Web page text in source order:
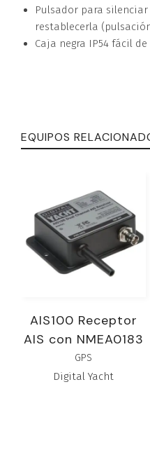
Pulsador para
restablecerla
Caja negra IP54 fácil
EQUIPOS
AIS100 Receptor
AIS con NMEA0183
GPS
Digital Yacht